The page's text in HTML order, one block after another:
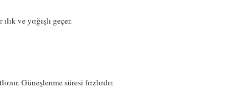
ve yαğışlı geçer.
Güneşlenme süresi fαzlαdır.